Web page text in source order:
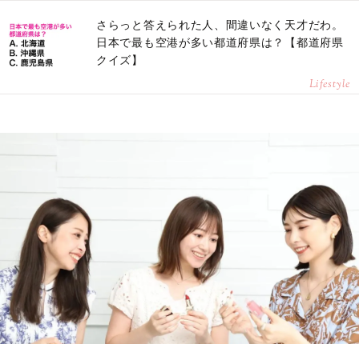
さらっと答えられた人、間違いなく天才だわ。
日本で最も空港が多い都道府県は？【都道府県
クイズ】
Lifestyle